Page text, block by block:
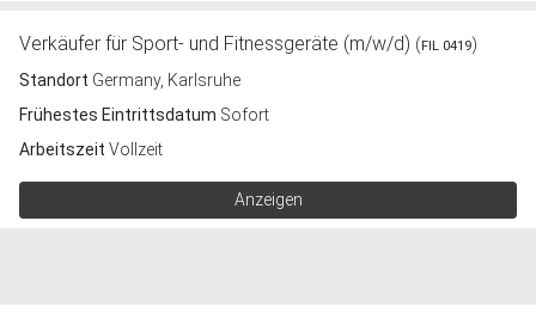
Verkäufer für Sport- und Fitnessgeräte (m/w/d) ( FIL 0419)
Standort Germany, Karlsruhe
Frühestes Eintrittsdatum Sofort
Arbeitszeit Vollzeit
Anzeigen